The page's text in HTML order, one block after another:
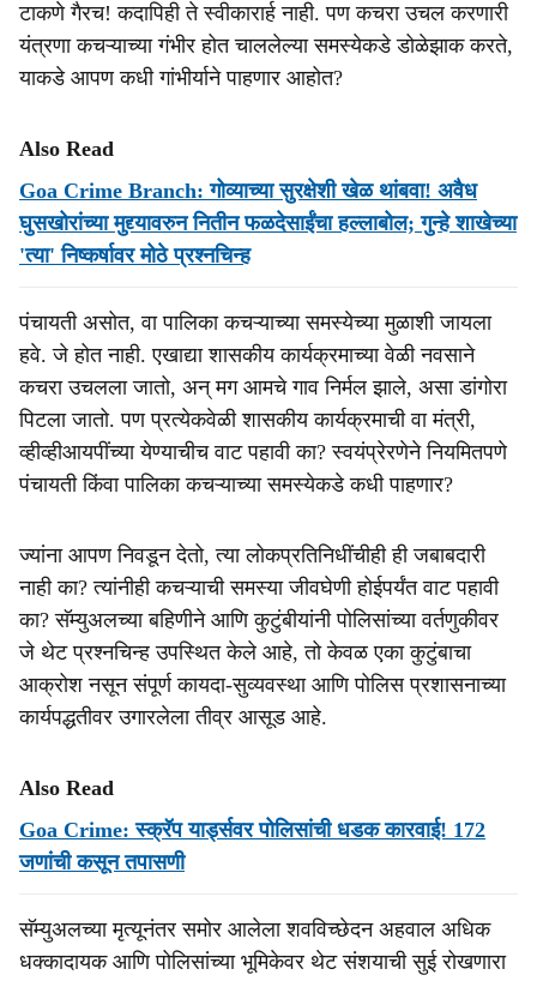
टाकणे गैरच! कदापिही ते स्वीकारार्ह नाही. पण कचरा उचल करणारी
यंत्रणा कचऱ्याच्या गंभीर होत चाललेल्या समस्येकडे डोळेझाक करते,
याकडे आपण कधी गांभीर्याने पाहणार आहोत?
Also Read
Goa Crime Branch: गोव्याच्या सुरक्षेशी खेळ थांबवा! अवैध
घुसखोरांच्या मुद्द्यावरुन नितीन फळदेसाईंचा हल्लाबोल; गुन्हे शाखेच्या
'त्या' निष्कर्षावर मोठे प्रश्नचिन्ह
पंचायती असोत, वा पालिका कचऱ्याच्या समस्येच्या मुळाशी जायला
हवे. जे होत नाही. एखाद्या शासकीय कार्यक्रमाच्या वेळी नवसाने
कचरा उचलला जातो, अन् मग आमचे गाव निर्मल झाले, असा डांगोरा
पिटला जातो. पण प्रत्येकवेळी शासकीय कार्यक्रमाची वा मंत्री,
व्हीव्हीआयपींच्या येण्याचीच वाट पहावी का? स्वयंप्रेरणेने नियमितपणे
पंचायती किंवा पालिका कचऱ्याच्या समस्येकडे कधी पाहणार?
ज्यांना आपण निवडून देतो, त्या लोकप्रतिनिधींचीही ही जबाबदारी
नाही का? त्यांनीही कचऱ्याची समस्या जीवघेणी होईपर्यंत वाट पहावी
का? सॅम्युअलच्या बहिणीने आणि कुटुंबीयांनी पोलिसांच्या वर्तणुकीवर
जे थेट प्रश्नचिन्ह उपस्थित केले आहे, तो केवळ एका कुटुंबाचा
आक्रोश नसून संपूर्ण कायदा-सुव्यवस्था आणि पोलिस प्रशासनाच्या
कार्यपद्धतीवर उगारलेला तीव्र आसूड आहे.
Also Read
Goa Crime: स्क्रॅप यार्ड्सवर पोलिसांची धडक कारवाई! 172
जणांची कसून तपासणी
सॅम्युअलच्या मृत्यूनंतर समोर आलेला शवविच्छेदन अहवाल अधिक
धक्कादायक आणि पोलिसांच्या भूमिकेवर थेट संशयाची सुई रोखणारा